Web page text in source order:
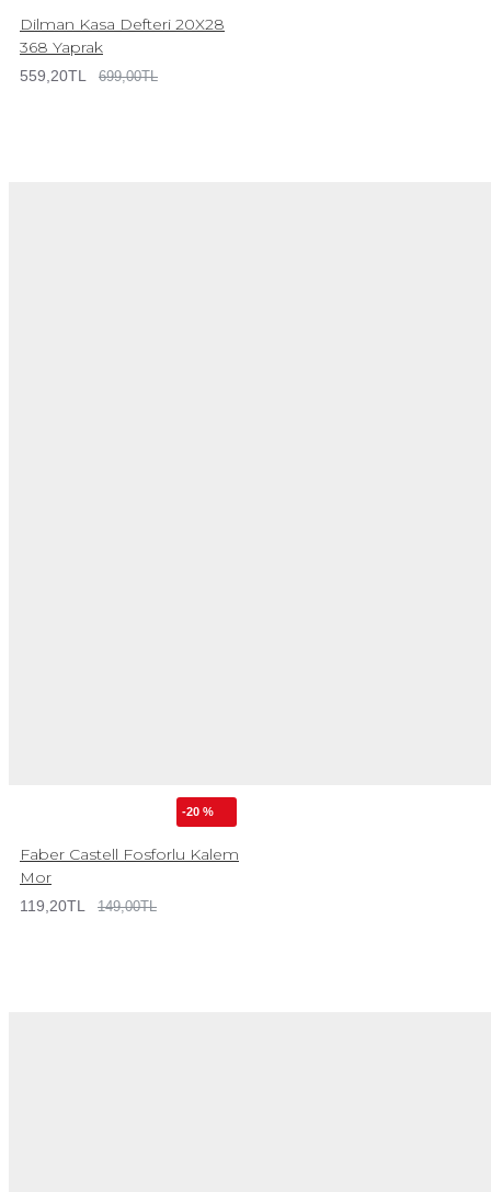
Dilman Kasa Defteri 20X28
368 Yaprak
559,20TL 699,00TL
-20 %
Faber Castell Fosforlu Kalem
Mor
119,20TL 149,00TL